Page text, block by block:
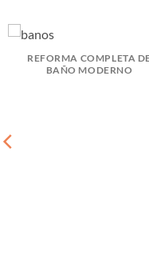
REFORMA COMPLETA
BAÑO MODERNO